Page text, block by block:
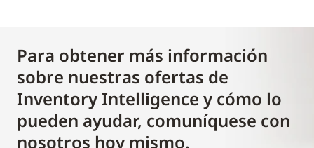
Para obtener más información
sobre nuestras ofertas de
Inventory Intelligence y cómo lo
pueden ayudar, comuníquese con
nosotros hoy mismo.